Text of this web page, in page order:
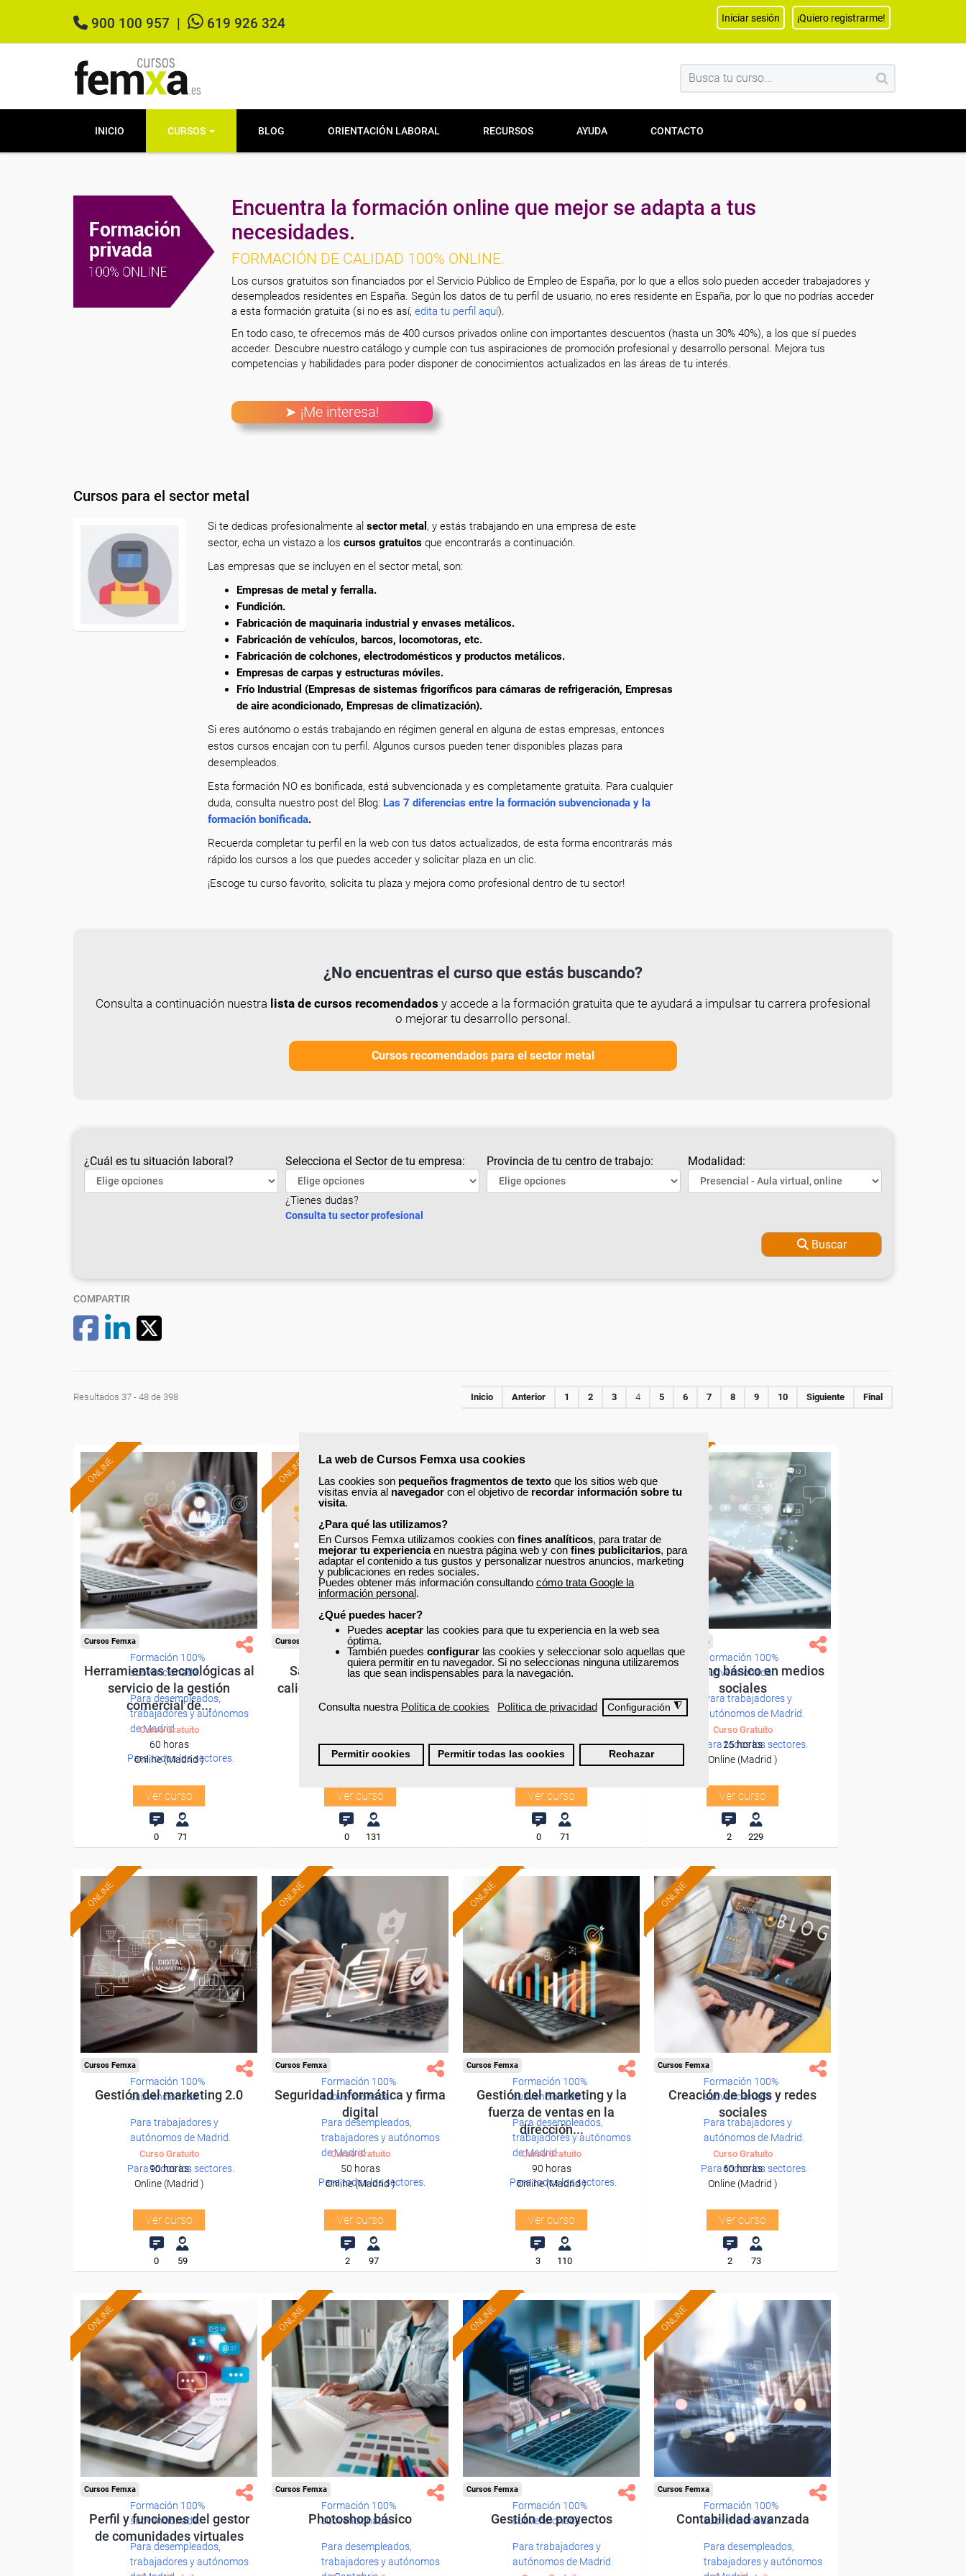
La web de Cursos Femxa usa cookies
Las cookies son pequeños fragmentos de texto que los sitios web que
visitas envía al navegador con el objetivo de recordar información sobre tu
visita.
¿Para qué las utilizamos?
En Cursos Femxa utilizamos cookies con fines analíticos, para tratar de
mejorar tu experienciaen nuestra página web y con fines publicitarios, para
adaptar el contenido a tus gustos y personalizar nuestros anuncios, marketing
y publicaciones en redes sociales.
Puedes obtener más información consultando cómo trata Google la
información personal.
¿Qué puedes hacer?
Puedes aceptar las cookies para que tu experiencia en la web sea
óptima.
También puedes configurar las cookies y seleccionar solo aquellas que
quiera permitir en tu navegador. Si no seleccionas ninguna utilizaremos
las que sean indispensables para la navegación.
Consulta nuestra Política de cookies Política de privacidad Configuración ◮
Permitir cookies Permitir todas las cookies Rechazar
900 100 957 619 926 324 Iniciar sesión ¡Quiero registrarme!
INICIO CURSOS BLOG ORIENTACIÓN LABORAL RECURSOS AYUDA CONTACTO
Encuentra la formación online que mejor se adapta a tus
necesidades.
FORMACIÓN DE CALIDAD 100% ONLINE.
Los cursos gratuitos son financiados por el Servicio Público de Empleo de España, por lo que a ellos solo pueden acceder trabajadores y
desempleados residentes en España. Según los datos de tu perfil de usuario, no eres residente en España, por lo que no podrías acceder
a esta formación gratuita (si no es así, edita tu perfil aquí).
En todo caso, te ofrecemos más de 400 cursos privados online con importantes descuentos (hasta un 30% 40%), a los que sí puedes
acceder. Descubre nuestro catálogo y cumple con tus aspiraciones de promoción profesional y desarrollo personal. Mejora tus
competencias y habilidades para poder disponer de conocimientos actualizados en las áreas de tu interés.
➤ ¡Me interesa!
Cursos para el sector metal
Si te dedicas profesionalmente al sector metal , y estás trabajando en una empresa de este
sector, echa un vistazo a los cursos gratuitos que encontrarás a continuación.
Las empresas que se incluyen en el sector metal, son:
Empresas de metal y ferralla.
Fundición.
Fabricación de maquinaria industrial y envases metálicos.
Fabricación de vehículos, barcos, locomotoras, etc.
Fabricación de colchones, electrodomésticos y productos metálicos.
Empresas de carpas y estructuras móviles.
Frío Industrial (Empresas de sistemas frigoríficos para cámaras de refrigeración, Empresas
de aire acondicionado, Empresas de climatización).
Si eres autónomo o estás trabajando en régimen general en alguna de estas empresas, entonces
estos cursos encajan con tu perfil. Algunos cursos pueden tener disponibles plazas para
desempleados.
Esta formación NO es bonificada, está subvencionada y es completamente gratuita. Para cualquier
duda, consulta nuestro post del Blog: Las 7 diferencias entre la formación subvencionada y la
formación bonificada.
Recuerda completar tu perfil en la web con tus datos actualizados, de esta forma encontrarás más
rápido los cursos a los que puedes acceder y solicitar plaza en un clic.
¡Escoge tu curso favorito, solicita tu plaza y mejora como profesional dentro de tu sector!
¿No encuentras el curso que estás buscando?
Consulta a continuación nuestra lista de cursos recomendados y accede a la formación gratuita que te ayudará a impulsar tu carrera profesional
o mejorar tu desarrollo personal.
Cursos recomendados para el sector metal
¿Cuál es tu situación laboral? Selecciona el Sector de tu empresa:
¿Tienes dudas?
Consulta tu sector profesional
Provincia de tu centro de trabajo: Modalidad:
Buscar
COMPARTIR
Resultados 37 - 48 de 398 Inicio Anterior 1 2 3 4 5 6 7 8 9 10 Siguiente Final
ONLINE
Formación 100%
subvencionada.
Para desempleados,
trabajadores y autónomos
de Madrid.
Para todos los sectores.
Cursos Femxa
Herramientas tecnológicas al
servicio de la gestión
comercial de...
Curso Gratuito
60 horas
Online (Madrid )
Ver curso
0 71
ONLINE
Formación 100%
subvencionada.
trabajadores y autónomos
Para todos los sectores.
Cursos Femxa
Satisfacción de clientes,
calidad y atención telefónica
de quejas
45 horas
Online (Madrid )
Ver curso
0 131
ONLINE
Formación 100%
subvencionada.
Para desempleados,
trabajadores y autónomos
Para todos los sectores.
Gestión del marketing y
45 horas
Online (Madrid )
Ver curso
0 71
Formación 100%
subvencionada.
Para trabajadores y
autónomos de Madrid.
Para todos los sectores.
Cursos Femxa
Marketing básico en medios
sociales
Curso Gratuito
25 horas
Online (Madrid )
Ver curso
2 229
ONLINE
Formación 100%
subvencionada.
Para trabajadores y
autónomos de Madrid.
Para todos los sectores.
Cursos Femxa
Gestión del marketing 2.0
Curso Gratuito
90 horas
Online (Madrid )
Ver curso
0 59
ONLINE
Formación 100%
subvencionada.
Para desempleados,
trabajadores y autónomos
de Madrid.
Para todos los sectores.
Cursos Femxa
Seguridad informática y firma
digital
Curso Gratuito
50 horas
Online (Madrid )
Ver curso
2 97
ONLINE
Formación 100%
subvencionada.
Para desempleados,
trabajadores y autónomos
de Madrid.
Para todos los sectores.
Cursos Femxa
Gestión del marketing y la
fuerza de ventas en la
dirección...
Curso Gratuito
90 horas
Online (Madrid )
Ver curso
3 110
ONLINE
Formación 100%
subvencionada.
Para trabajadores y
autónomos de Madrid.
Para todos los sectores.
Cursos Femxa
Creación de blogs y redes
sociales
Curso Gratuito
60 horas
Online (Madrid )
Ver curso
2 73
ONLINE
Formación 100%
subvencionada.
Para desempleados,
trabajadores y autónomos
Cursos Femxa
Perfil y funciones del gestor
de comunidades virtuales
ONLINE
Formación 100%
subvencionada.
Para desempleados,
trabajadores y autónomos
Cursos Femxa
Photoshop básico
ONLINE
Formación 100%
subvencionada.
Para trabajadores y
autónomos de Madrid.
Cursos Femxa
Gestión de proyectos
ONLINE
Formación 100%
subvencionada.
Para desempleados,
trabajadores y autónomos
Cursos Femxa
Contabilidad avanzada